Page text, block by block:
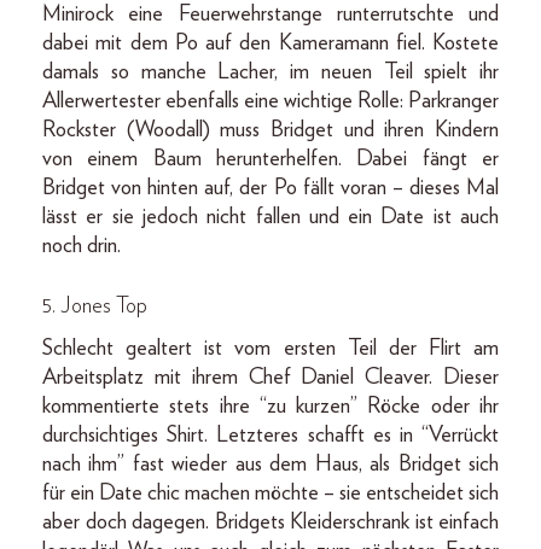
Minirock eine Feuerwehrstange runterrutschte und
dabei mit dem Po auf den Kameramann fiel. Kostete
damals so manche Lacher, im neuen Teil spielt ihr
Allerwertester ebenfalls eine wichtige Rolle: Parkranger
Rockster (Woodall) muss Bridget und ihren Kindern
von einem Baum herunterhelfen. Dabei fängt er
Bridget von hinten auf, der Po fällt voran – dieses Mal
lässt er sie jedoch nicht fallen und ein Date ist auch
noch drin.
5. Jones Top
Schlecht gealtert ist vom ersten Teil der Flirt am
Arbeitsplatz mit ihrem Chef Daniel Cleaver. Dieser
kommentierte stets ihre “zu kurzen” Röcke oder ihr
durchsichtiges Shirt. Letzteres schafft es in “Verrückt
nach ihm” fast wieder aus dem Haus, als Bridget sich
für ein Date chic machen möchte – sie entscheidet sich
aber doch dagegen. Bridgets Kleiderschrank ist einfach